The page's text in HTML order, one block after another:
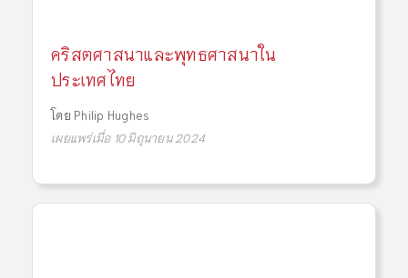
คริสตศาสนาและพุทธศาสนาใน
ประเทศไทย
โดย Philip Hughes
เผยแพร่เมื่อ 10 มิถุนายน 2024